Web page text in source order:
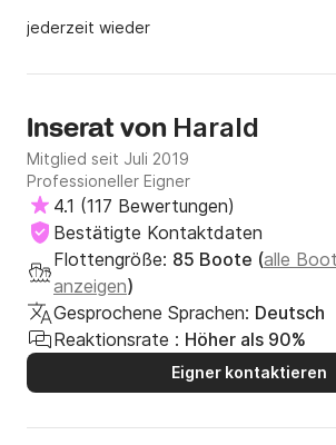
jederzeit wieder
Inserat von Harald
Mitglied seit Juli 2019
Professioneller Eigner
4.1 (117 Bewertungen)
Bestätigte Kontaktdaten
Flottengröße: 85 Boote (alle
anzeigen)
Gesprochene Sprachen: Deutsch
Reaktionsrate : Höher als 90%
Eigner kontaktieren